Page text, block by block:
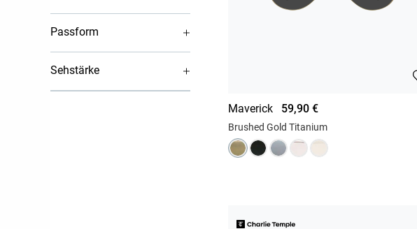
Passform
Sehstärke
Maverick 59,90 €
Brushed Gold Titanium